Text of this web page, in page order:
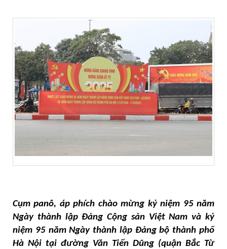
Cụm panô, áp phích chào mừng kỷ niệm 95 năm
Ngày thành lập Đảng Cộng sản Việt Nam và kỷ
niệm 95 năm Ngày thành lập Đảng bộ thành phố
Hà Nội tại đường Văn Tiến Dũng (quận Bắc Từ